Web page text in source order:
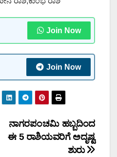
Join Now
Join Now
ನಾಗರಪಂಚಮಿ ಹಬ್ಬದಿಂದ
ಈ 5 ರಾಶಿಯವರಿಗೆ ಅದೃಷ್ಟ
ಶುರು